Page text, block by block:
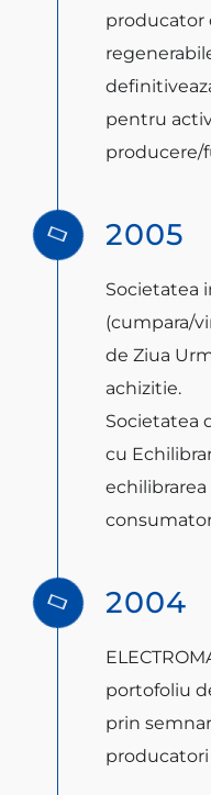
producator
pentru
producere/
2005
Societatea
(cumpara/
de Ziua
achizitie.
Societatea
cu
2004
portofoliu
prin